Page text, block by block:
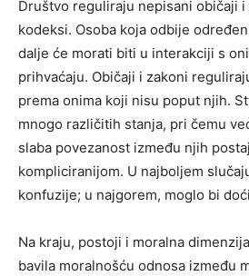
Društvo reguliraju nepisani običaji i
kodeksi. Osoba koja odbije
dalje će morati biti u interakciji s
prihvaćaju. Običaji i zakoni
prema onima koji nisu poput njih.
mnogo različitih stanja, pri čemu
slaba povezanost između njih
kompliciranijom. U najboljem
konfuzije; u najgorem, moglo bi
Na kraju, postoji i moralna
bavila moralnošću odnosa između